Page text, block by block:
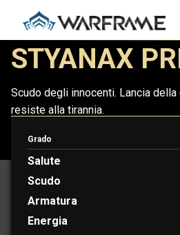
STYANAX
Scudo degli innocenti. Lancia
resiste alla tirannia.
Grado
Salute
Scudo
Armatura
Energia